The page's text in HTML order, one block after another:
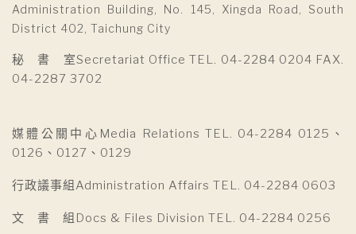
Administration Building, No. 145, Xingda Road, South
District 402, Taichung City
秘 書 室Secretariat Office TEL. 04-2284 0204 FAX.
04-2287 3702
媒體公關中心Media Relations TEL. 04-2284 0125、
0126、0127、0129
行政議事組Administration Affairs TEL. 04-2284 0603
文 書 組Docs & Files Division TEL. 04-2284 0256